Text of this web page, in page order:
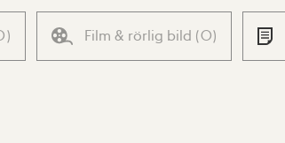
) Film & rörlig bild (0)